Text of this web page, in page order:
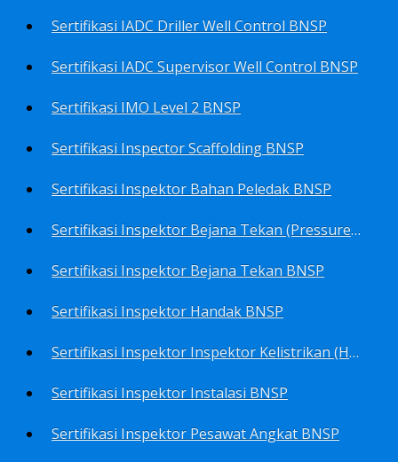
Sertifikasi IADC Driller Well Control BNSP
Sertifikasi IADC Supervisor Well Control BNSP
Sertifikasi IMO Level 2 BNSP
Sertifikasi Inspector Scaffolding BNSP
Sertifikasi Inspektor Bahan Peledak BNSP
Sertifikasi Inspektor Bejana Tekan (Pressure Vessel Inspector) BNSP
Sertifikasi Inspektor Bejana Tekan BNSP
Sertifikasi Inspektor Handak BNSP
Sertifikasi Inspektor Inspektor Kelistrikan (Harga Khusus) BNSP
Sertifikasi Inspektor Instalasi BNSP
Sertifikasi Inspektor Pesawat Angkat BNSP